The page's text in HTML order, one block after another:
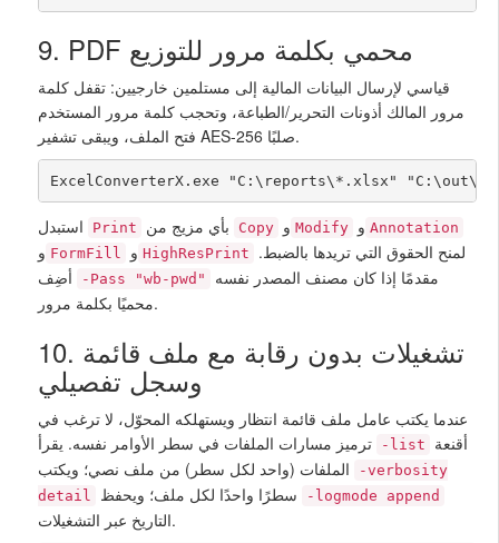
9. PDF محمي بكلمة مرور للتوزيع
قياسي لإرسال البيانات المالية إلى مستلمين خارجيين: تقفل كلمة
مرور المالك أذونات التحرير/الطباعة، وتحجب كلمة مرور المستخدم
فتح الملف، ويبقى تشفير AES-256 صلبًا.
ExcelConverterX.exe "C:\reports\*.xlsx" "C:\out\" -
Print Copy و Modify و Annotation
و FormFill و HighResPrint
-Pass "wb-pwd"
محميًا بكلمة مرور.
10. تشغيلات بدون رقابة مع ملف قائمة
وسجل تفصيلي
عندما يكتب عامل ملف قائمة انتظار ويستهلكه المحوّل، لا ترغب في
-list
-verbosity
detail
-logmode append
التاريخ عبر التشغيلات.